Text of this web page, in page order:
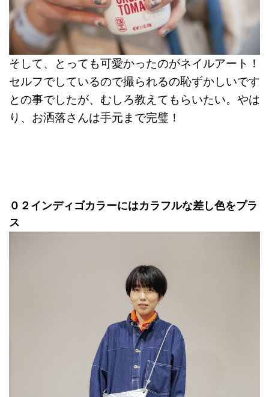
そして、とっても可愛かったのがネイルアート！
セルフでしているので撮られるの恥ずかしいです
との事でしたが、むしろ教えてもらいたい。やは
り、お洒落さんは手元まで完璧！
０２インディゴカラーにはカラフルな差し色をプラ
ス